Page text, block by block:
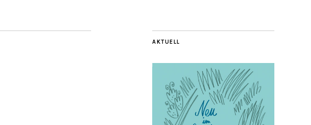
AKTUELL